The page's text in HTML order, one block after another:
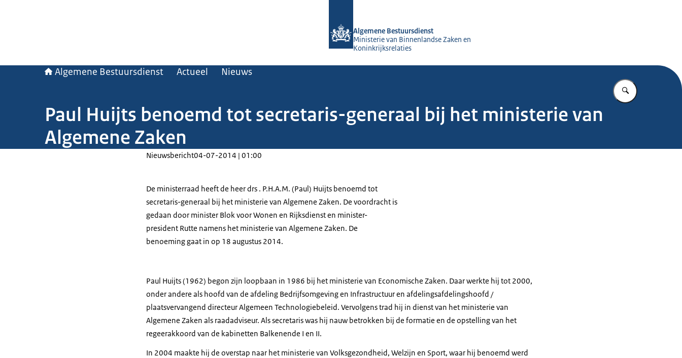
Algemene Bestuursdienst
Ministerie van Binnenlandse Zaken en
Koninkrijksrelaties
Algemene Bestuursdienst Actueel Nieuws
Vul in wat u
Paul Huijts benoemd tot secretaris-generaal bij het ministerie van
Algemene Zaken
Nieuwsbericht04-07-2014 | 01:00
De ministerraad heeft de heer drs . P.H.A.M. (Paul) Huijts benoemd tot
secretaris-generaal bij het ministerie van Algemene Zaken. De voordracht is
gedaan door minister Blok voor Wonen en Rijksdienst en minister-
president Rutte namens het ministerie van Algemene Zaken. De
benoeming gaat in op 18 augustus 2014.
Paul Huijts (1962) begon zijn loopbaan in 1986 bij het ministerie van Economische Zaken. Daar werkte hij tot 2000,
onder andere als hoofd van de afdeling Bedrijfsomgeving en Infrastructuur en afdelingsafdelingshoofd /
plaatsvervangend directeur Algemeen Technologiebeleid. Vervolgens trad hij in dienst van het ministerie van
Algemene Zaken als raadadviseur. Als secretaris was hij nauw betrokken bij de formatie en de opstelling van het
regeerakkoord van de kabinetten Balkenende I en II.
In 2004 maakte hij de overstap naar het ministerie van Volksgezondheid, Welzijn en Sport, waar hij benoemd werd